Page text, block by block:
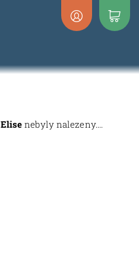
Elise nebyly nalezeny....